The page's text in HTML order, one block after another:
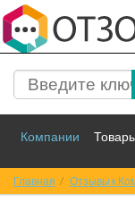
Компании
Спорт Фильмы
Главная Отзывы к